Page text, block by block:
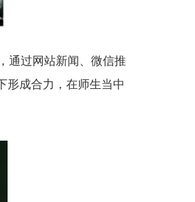
通过网站新闻、微信推
形成合力，在师生当中